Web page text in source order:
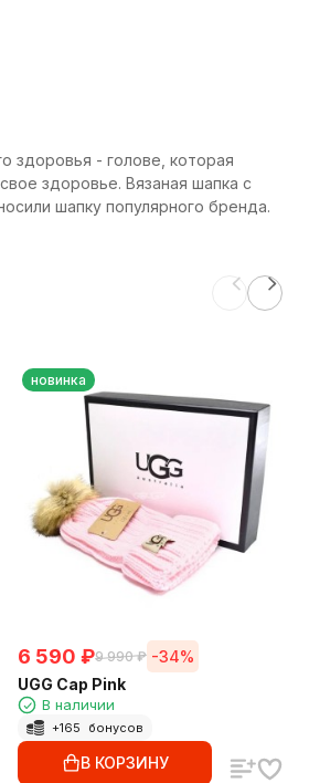
здоровья - голове, которая
здоровье. Вязаная шапка с
шапку популярного бренда.
новинка
6 590 ₽9 990 ₽ -34%
UGG Cap Pink
В наличии
+165 бонусов
В КОРЗИНУ